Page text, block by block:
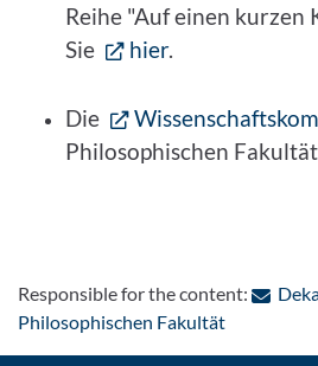
Reihe "Auf einen kurzen
Sie
hier.
Die
Philosophischen Fakultät
Responsible for the content:
Philosophischen Fakultät: Contact